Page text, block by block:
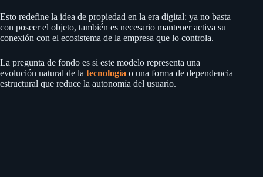
Esto redefine la idea de propiedad en la era digital: ya no basta
con poseer el objeto, también es necesario mantener activa su
conexión con el ecosistema de la empresa que lo controla.
La pregunta de fondo es si este modelo representa una
evolución natural de la tecnología o una forma de dependencia
estructural que reduce la autonomía del usuario.